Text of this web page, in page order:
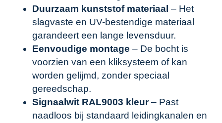
Duurzaam kunststof materiaal – Het
slagvaste en UV-bestendige materiaal
garandeert een lange levensduur.
Eenvoudige montage – De bocht is
voorzien van een kliksysteem of kan
worden gelijmd, zonder speciaal
gereedschap.
Signaalwit RAL9003 kleur– Past
naadloos bij standaard leidingkanalen en